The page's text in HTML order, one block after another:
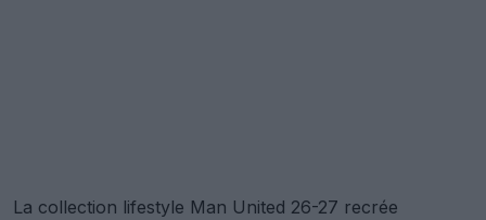
La collection lifestyle Man United 26-27 recrée